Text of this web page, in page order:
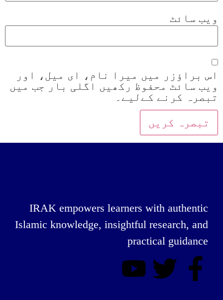
ویب‌ سائٹ
اس براؤزر میں میرا نام، ای میل، اور
ویب سائٹ محفوظ رکھیں اگلی بار جب میں
تبصرہ کرنے کےلیے۔
IRAK empowers learners with authentic
Islamic knowledge, insightful research, and
practical guidance